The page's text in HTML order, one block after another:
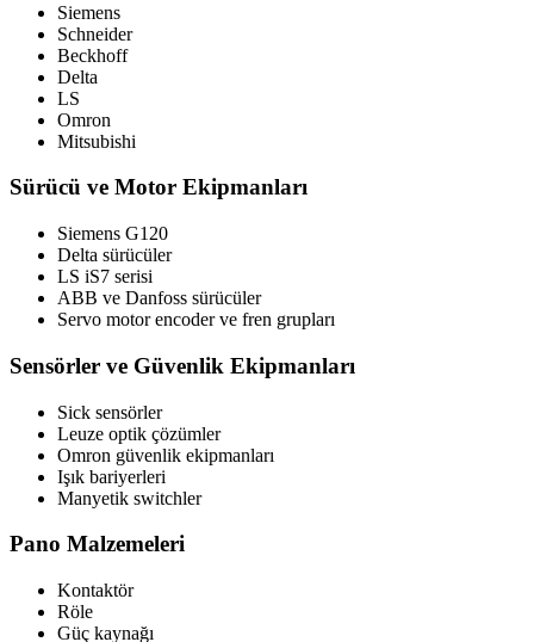
Siemens
Schneider
Beckhoff
Delta
LS
Omron
Mitsubishi
Sürücü ve Motor Ekipmanları
Siemens G120
Delta sürücüler
LS iS7 serisi
ABB ve Danfoss sürücüler
Servo motor encoder ve fren grupları
Sensörler ve Güvenlik Ekipmanları
Sick sensörler
Leuze optik çözümler
Omron güvenlik ekipmanları
Işık bariyerleri
Manyetik switchler
Pano Malzemeleri
Kontaktör
Röle
Güç kaynağı